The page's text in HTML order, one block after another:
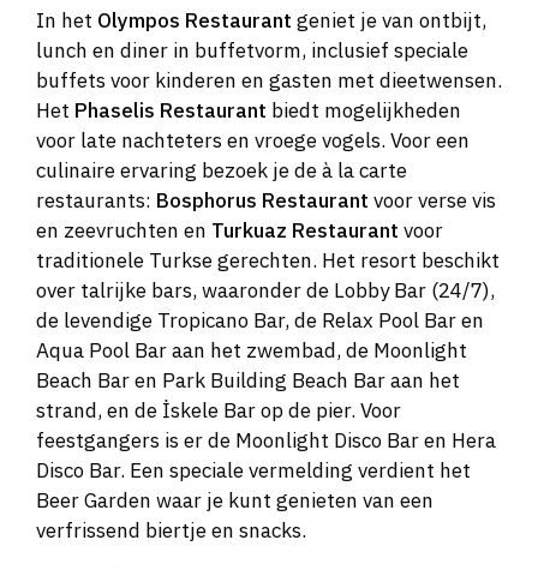
In het Olympos Restaurant geniet je van ontbijt,
lunch en diner in buffetvorm, inclusief speciale
buffets voor kinderen en gasten met dieetwensen.
Het Phaselis Restaurant biedt mogelijkheden
voor late nachteters en vroege vogels. Voor een
culinaire ervaring bezoek je de à la carte
restaurants: Bosphorus Restaurant voor verse vis
en zeevruchten en Turkuaz Restaurant voor
traditionele Turkse gerechten. Het resort beschikt
over talrijke bars, waaronder de Lobby Bar (24/7),
de levendige Tropicano Bar, de Relax Pool Bar en
Aqua Pool Bar aan het zwembad, de Moonlight
Beach Bar en Park Building Beach Bar aan het
strand, en de İskele Bar op de pier. Voor
feestgangers is er de Moonlight Disco Bar en Hera
Disco Bar. Een speciale vermelding verdient het
Beer Garden waar je kunt genieten van een
verfrissend biertje en snacks.